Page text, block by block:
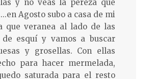
y no veas la pereza que
Agosto subo a casa de mi
que veranea al lado de las
de esquí y vamos a buscar
y grosellas. Con ellas
para hacer mermelada,
saturada para el resto